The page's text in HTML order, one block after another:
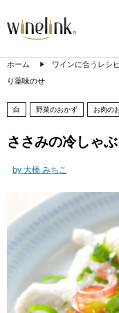
ホーム ワインに合うレシ
り薬味のせ
白 野菜のおかず お肉の
ささみの冷しゃ
by 大橋 みちこ